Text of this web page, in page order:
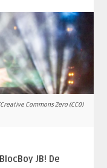
Commons Zero (CC0)
JB! De